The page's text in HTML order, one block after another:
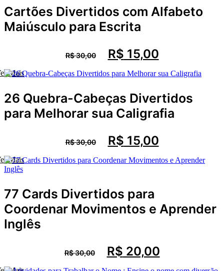
Cartões Divertidos com Alfabeto
Maiúsculo para Escrita
R$30,00
O
preço
era:
R$ 15,00O
preço
é:
Comprar
Mais
26 Quebra-Cabeças Divertidos
para Melhorar sua Caligrafia
R$30,00
O
preço
era:
R$ 15,00O
preço
é:
Comprar
Mais
77 Cards Divertidos para
Coordenar Movimentos e Aprender
Inglês
R$30,00
O
preço
R$ 20,00O
preço